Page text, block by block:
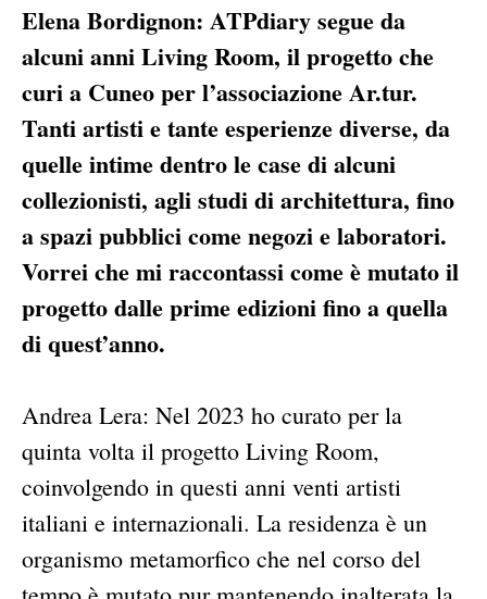
Elena Bordignon: ATPdiary segue da
alcuni anni Living Room, il progetto che
curi a Cuneo per l’associazione Ar.tur.
Tanti artisti e tante esperienze diverse, da
quelle intime dentro le case di alcuni
collezionisti, agli studi di architettura, fino
a spazi pubblici come negozi e laboratori.
Vorrei che mi raccontassi come è mutato il
progetto dalle prime edizioni fino a quella
di quest’anno.
Andrea Lera: Nel 2023 ho curato per la
quinta volta il progetto Living Room,
coinvolgendo in questi anni venti artisti
italiani e internazionali. La residenza è un
organismo metamorfico che nel corso del